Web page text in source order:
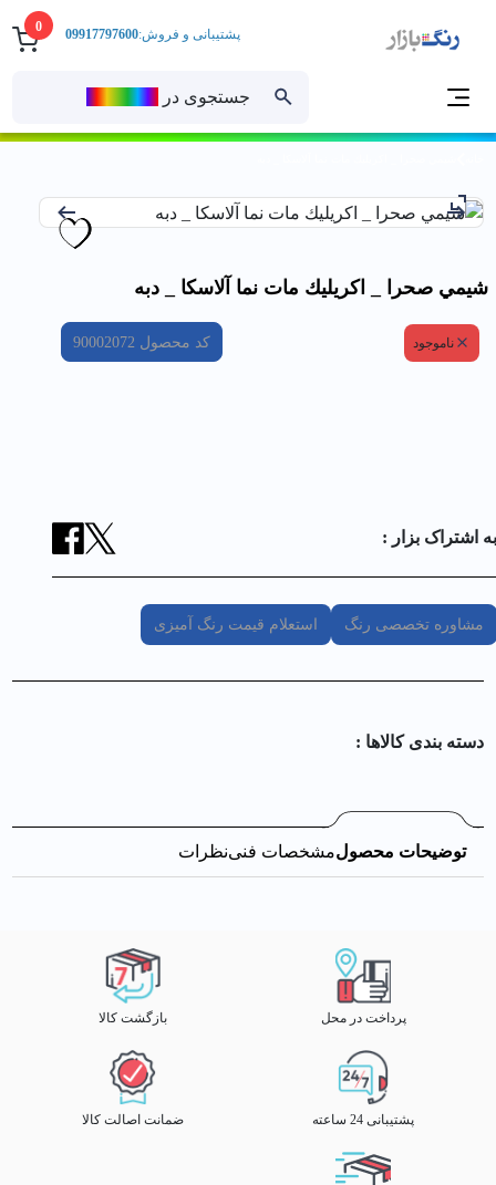
0
جستجوی در
پشتیبانی و فروش:09917797600
شيمي صحرا _ اكريليك مات نما آلاسكا _ دبه
ناموجود کد محصول 90002072
به اشتراک بزار :
مشاوره تخصصی رنگ استعلام قیمت رنگ آمیزی
دسته بندی کالا‌ها :
توضیحات محصولمشخصات فنینظرات
پرداخت در محل بازگشت کالا
پشتیبانی 24 ساعته ضمانت اصالت کالا